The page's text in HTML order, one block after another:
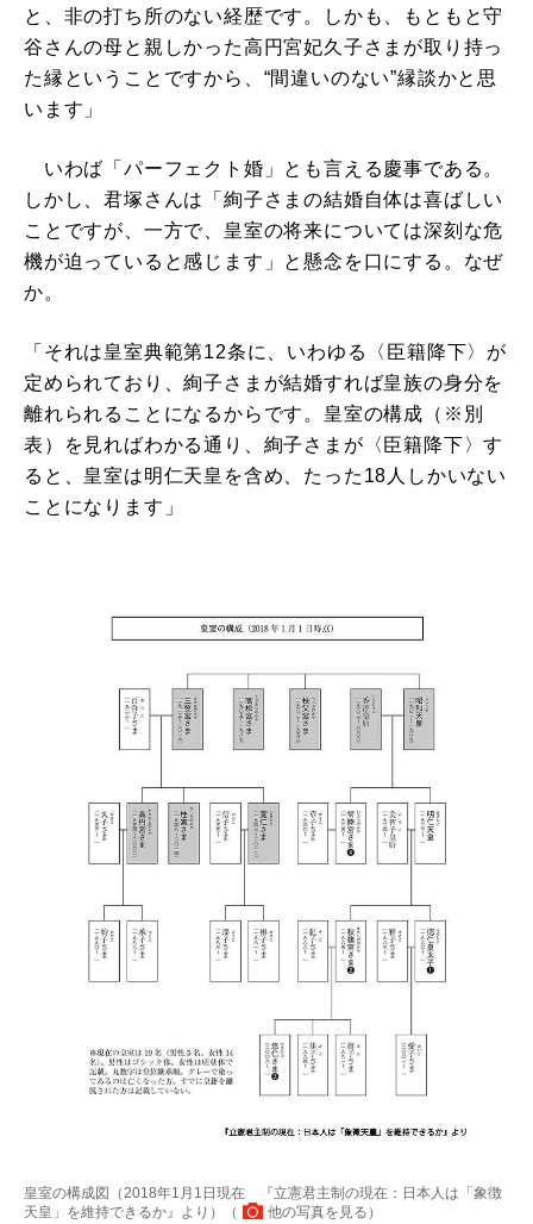
と、非の打ち所のない経歴です。しかも、もともと守
谷さんの母と親しかった高円宮妃久子さまが取り持っ
た縁ということですから、“間違いのない”縁談かと思
います」
いわば「パーフェクト婚」とも言える慶事である。
しかし、君塚さんは「絢子さまの結婚自体は喜ばしい
ことですが、一方で、皇室の将来については深刻な危
機が迫っていると感じます」と懸念を口にする。なぜ
か。
「それは皇室典範第12条に、いわゆる〈臣籍降下〉が
定められており、絢子さまが結婚すれば皇族の身分を
離れられることになるからです。皇室の構成（※別
表）を見ればわかる通り、絢子さまが〈臣籍降下〉す
ると、皇室は明仁天皇を含め、たった18人しかいない
ことになります」
皇室の構成図（2018年1月1日現在 『立憲君主制の現在：日本人は「象徴
天皇」を維持できるか』より）（
他の写真を見る ）